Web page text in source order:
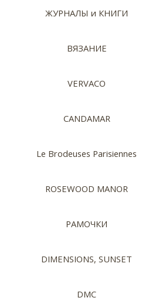
ЖУРНАЛЫ и КНИГИ
ВЯЗАНИЕ
VERVACO
CANDAMAR
Le Brodeuses Parisiennes
ROSEWOOD MANOR
РАМОЧКИ
DIMENSIONS, SUNSET
DMC